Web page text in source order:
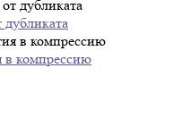
в компрессию